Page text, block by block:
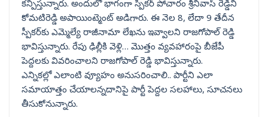
కన్పిస్తున్నారు. అందులో భాగంగా స్పీకర్ పోచారం శ్రీనివాస్ రెడ్డిని
కోమటిరెడ్డి అపాయింట్మెంట్ అడిగారు. ఈ నెల 8, లేదా 9 తేదీన
స్పీకర్‌కు ఎమ్మెల్యే రాజీనామా లేఖను ఇవ్వాలని రాజగోపాల్ రెడ్డి
భావిస్తున్నారు. రేపు ఢిల్లీకి వెళ్లి… మొత్తం వ్యవహారంపై బీజేపీ
పెద్దలకు వివరించాలని రాజగోపాల్ రెడ్డి భావిస్తున్నారు.
ఎన్నికల్లో ఎలాంటి వ్యూహం అనుసరించాలి.. పార్టీని ఎలా
సమాయాత్తం చేయాలన్నదానిపై పార్టీ పెద్దల సలహాలు, సూచనలు
తీసుకోనున్నారు.